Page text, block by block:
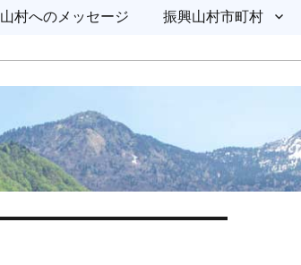
山村へのメッセージ 振興山村市町村